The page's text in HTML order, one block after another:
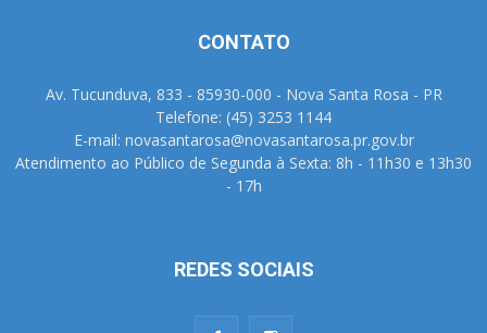
CONTATO
Av. Tucunduva, 833 - 85930-000 - Nova Santa Rosa - PR
Telefone: (45) 3253 1144
E-mail: novasantarosa@novasantarosa.pr.gov.br
Atendimento ao Público de Segunda à Sexta: 8h - 11h30 e 13h30
- 17h
REDES SOCIAIS